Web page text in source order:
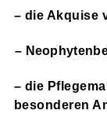
– die Akquise
–
– die
besonderen